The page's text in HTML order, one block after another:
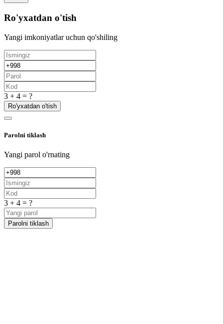
Ro'yxatdan o'tish
Yangi imkoniyatlar uchun qo'shiling
3 + 4 = ?
Ro'yxatdan o'tish
Parolni tiklash
Yangi parol o'rnating
3 + 4 = ?
Parolni tiklash